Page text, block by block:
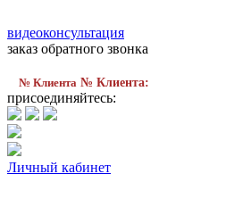
видеоконсультация
заказ обратного звонка
№ Клиента № Клиента:
присоединяйтесь:
Личный кабинет